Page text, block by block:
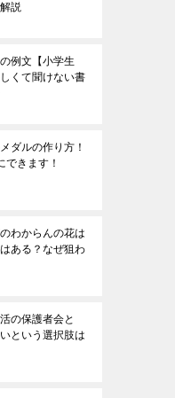
説
例文【小学生
くて聞けない書
ダルの作り方！
できます！
わからんの花は
ある？なぜ狙わ
活の保護者会と
という選択肢は